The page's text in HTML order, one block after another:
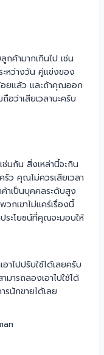
ค้ามากเกินไป เช่น
หว่างวัน คู่แข่งของ
ยแล้ว และถ้าคุณออก
ว่าเสียเวลานะครับ
นกัน สิ่งเหล่านี้จะกิน
ว คุณไม่ควรเสียเวลา
าเป็นบุคคลระดับสูง
กเขาไม่แคร์เรื่องนี้
ระโยชน์ที่คุณจะมอบให้
ไปปรับใช้ได้เลยครับ
ารถลองเอาไปใช้ได้
รนักขายได้เลย